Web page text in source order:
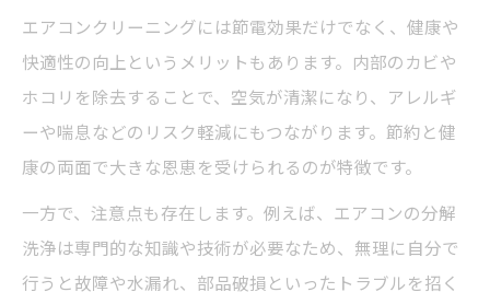
エアコンクリーニングには節電効果だけでなく、健康や
快適性の向上というメリットもあります。内部のカビや
ホコリを除去することで、空気が清潔になり、アレルギ
ーや喘息などのリスク軽減にもつながります。節約と健
康の両面で大きな恩恵を受けられるのが特徴です。
一方で、注意点も存在します。例えば、エアコンの分解
洗浄は専門的な知識や技術が必要なため、無理に自分で
行うと故障や水漏れ、部品破損といったトラブルを招く